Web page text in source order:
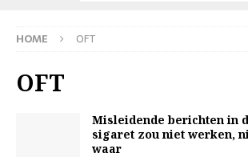
HOME OFT
OFT
Misleidende berichten in
sigaret zou niet werken,
waar